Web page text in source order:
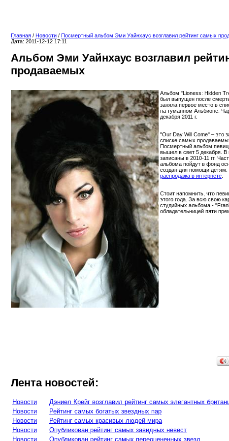
Главная / Новости / Посмертный альбом Эми Уайнхаус возглавил рейтинг самых
Дата: 2011-12-12 17:11
Альбом Эми Уайнхаус возглавил
продаваемых
Альбом "Lioness: Hidden
был выпущен после
заняла первое место в
на туманном Альбионе.
декабря 2011 г.
"Our Day Will Come" – это
списке самых
Посмертный альбом
вышел в свет 5 декабря. В
записаны в 2010-11 гг.
альбома пойдут в фонд
создан для помощи детям.
распродажа в интернете.
Стоит напомнить, что
этого года. За всю свою
студийных альбома -
обладательницей пяти
Лента новостей:
Новости
Дэниел Крейг возглавил рейтинг самых элегантных
Новости
Рейтинг самых богатых звездных пар
Новости
Рейтинг самых красивых людей мира
Новости
Опубликован рейтинг самых завидных невест
Новости
Опубликован рейтинг самых переоцененных звезд